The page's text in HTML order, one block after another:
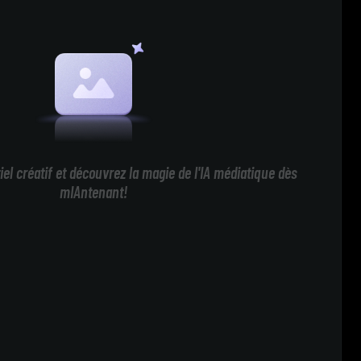
créatif et découvrez la magie de l'IA médiatique dès
mIAntenant!